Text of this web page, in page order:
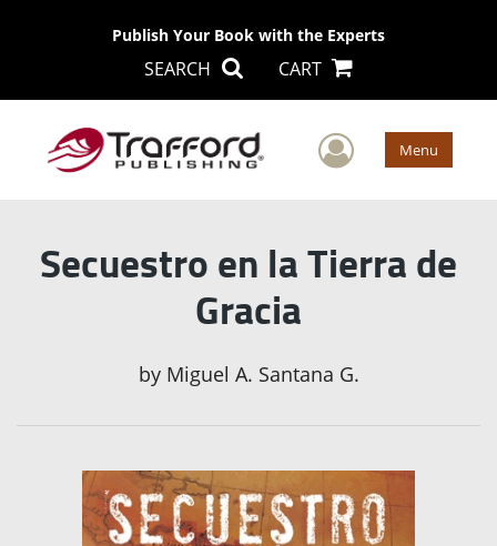
Publish Your Book with the Experts
SEARCH CART
User Menu
Secuestro en la Tierra de
Gracia
by Miguel A. Santana G.